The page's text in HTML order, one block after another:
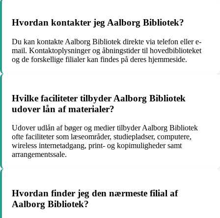
Hvordan kontakter jeg Aalborg Bibliotek?
Du kan kontakte Aalborg Bibliotek direkte via telefon eller e-
mail. Kontaktoplysninger og åbningstider til hovedbiblioteket
og de forskellige filialer kan findes på deres hjemmeside.
Hvilke faciliteter tilbyder Aalborg Bibliotek
udover lån af materialer?
Udover udlån af bøger og medier tilbyder Aalborg Bibliotek
ofte faciliteter som læseområder, studiepladser, computere,
wireless internetadgang, print- og kopimuligheder samt
arrangementssale.
Hvordan finder jeg den nærmeste filial af
Aalborg Bibliotek?